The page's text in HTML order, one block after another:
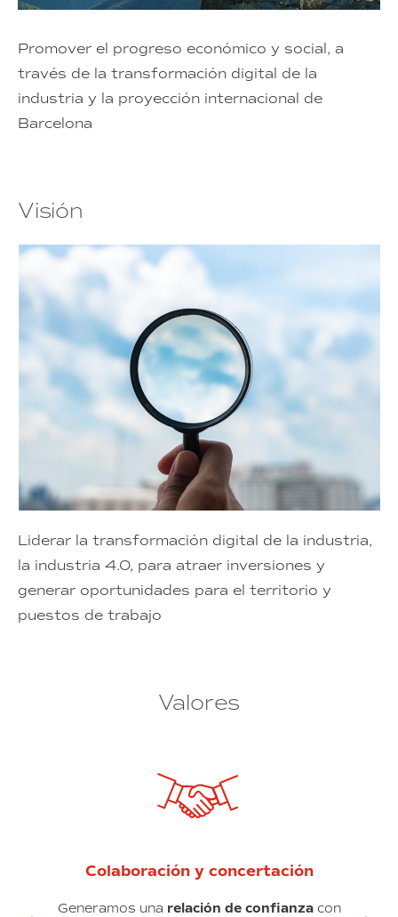
Promover el progreso económico y social, a
través de la transformación digital de la
industria y la proyección internacional de
Barcelona
Visión
Liderar la transformación digital de la industria,
la industria 4.0, para atraer inversiones y
generar oportunidades para el territorio y
puestos de trabajo
Valores
Colaboración y concertación
Generamos una relación de confianzacon